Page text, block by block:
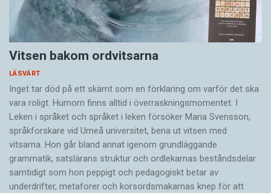
Vitsen bakom ordvitsarna
LÄSVÄRT
Inget tar död på ett skämt som en förklaring om varför det ska
vara roligt. Humorn finns alltid i överrask­ningsmomentet. I
Leken i språket och språket i leken för­söker Maria Svensson,
språkforskare vid Umeå universitet, bena ut vitsen med
vitsarna. Hon går bland annat igenom grundläggande
grammatik, satslärans struktur och ord­lekarnas beståndsdelar
samtidigt som hon peppigt och pedagogiskt betar av
underdrifter, meta­forer och korsords­makarnas knep för att